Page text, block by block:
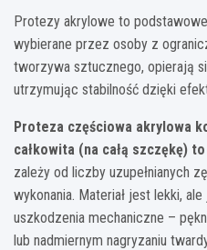
Protezy akrylowe to
wybierane przez osoby z
tworzywa sztucznego, opierają
utrzymując stabilność dzięki
Proteza częściowa akrylowa
całkowita (na całą szczękę)
zależy od liczby uzupełnianych
wykonania. Materiał jest lekki,
uszkodzenia mechaniczne –
lub nadmiernym nagryzaniu